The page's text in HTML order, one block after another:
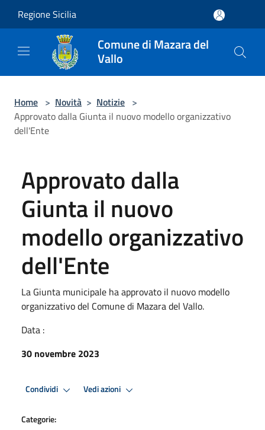
Regione Sicilia
Comune di Mazara del
Vallo
Home > Novità > Notizie >
Approvato dalla Giunta il nuovo modello organizzativo
dell'Ente
Approvato dalla
Giunta il nuovo
modello organizzativo
dell'Ente
La Giunta municipale ha approvato il nuovo modello
organizzativo del Comune di Mazara del Vallo.
Data :
30 novembre 2023
Condividi Vedi azioni
Categorie: